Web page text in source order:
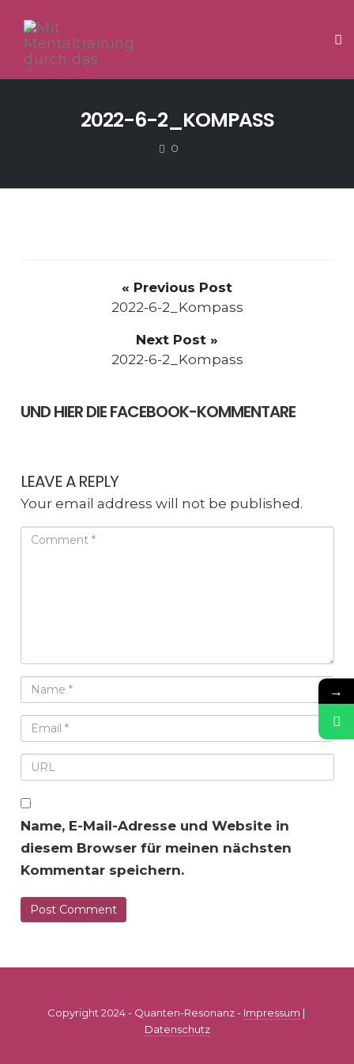
2022-6-2_KOMPASS
0
« Previous Post
2022-6-2_Kompass
Next Post »
2022-6-2_Kompass
UND HIER DIE FACEBOOK-KOMMENTARE
LEAVE A REPLY
Your email address will not be published.
Name, E-Mail-Adresse und Website in
diesem Browser für meinen nächsten
Kommentar speichern.
Copyright 2024 - Quanten-Resonanz - Impressum |
Datenschutz
→